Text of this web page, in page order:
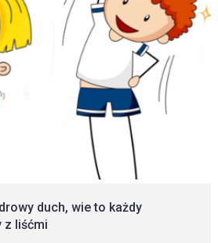
duch, wie to każdy
z liśćmi